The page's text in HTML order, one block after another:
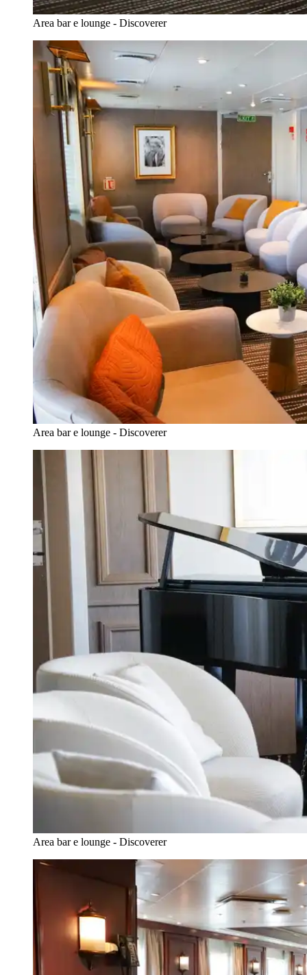
Area bar e lounge - Discoverer
Area bar e lounge - Discoverer
Area bar e lounge - Discoverer